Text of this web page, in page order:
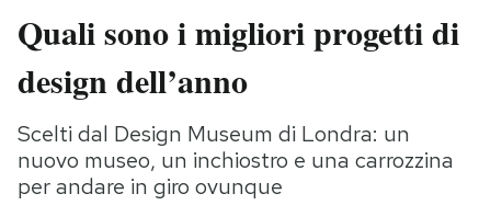
Italia
Politica
Tecnologia
Internet
Scienza
Moda
Storie/Idee
Ok Boomer!
Media
Quali sono i migliori progetti di
design dell’anno
Scelti dal Design Museum di Londra: un
nuovo museo, un inchiostro e una carrozzina
per andare in giro ovunque